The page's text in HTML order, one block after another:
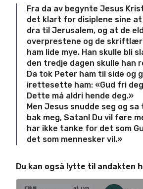
Fra da av begynte Jesus
det klart for disiplene sine
dra til Jerusalem, og at de
overprestene og de
ham lide mye. Han skulle bli
den tredje dagen skulle han
Da tok Peter ham til side og
irettesette ham: «Gud fri
Dette må aldri hende deg.»
Men Jesus snudde seg og
bak meg, Satan! Du vil føre
har ikke tanke for det som
det som mennesker vil.»
Du kan også lytte til andakten